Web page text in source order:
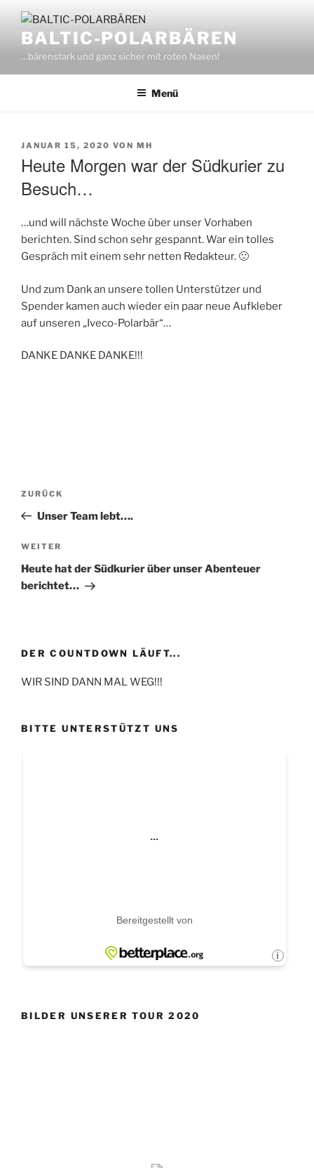
Inhalt
springenBALTIC-POLARBÄREN
…bärenstark und ganz sicher mit roten Nasen!
Menü
VERÖFFENTLICHT
JANUAR 15, 2020 VON MH
Heute Morgen war der Südkurier zu
Besuch…
…und will nächste Woche über unser Vorhaben
berichten. Sind schon sehr gespannt. War ein tolles
Gespräch mit einem sehr netten Redakteur. 🙂
Und zum Dank an unsere tollen Unterstützer und
Spender kamen auch wieder ein paar neue Aufkleber
auf unseren „Iveco-Polarbär“…
DANKE DANKE DANKE!!!
Beitragsnavigation
Vorheriger
Beitrag
ZURÜCK
Unser Team lebt….
Nächster
Beitrag
WEITER
Heute hat der Südkurier über unser Abenteuer
berichtet…
DER COUNTDOWN LÄUFT...
WIR SIND DANN MAL WEG!!!
BITTE UNTERSTÜTZT UNS
BILDER UNSERER TOUR 2020